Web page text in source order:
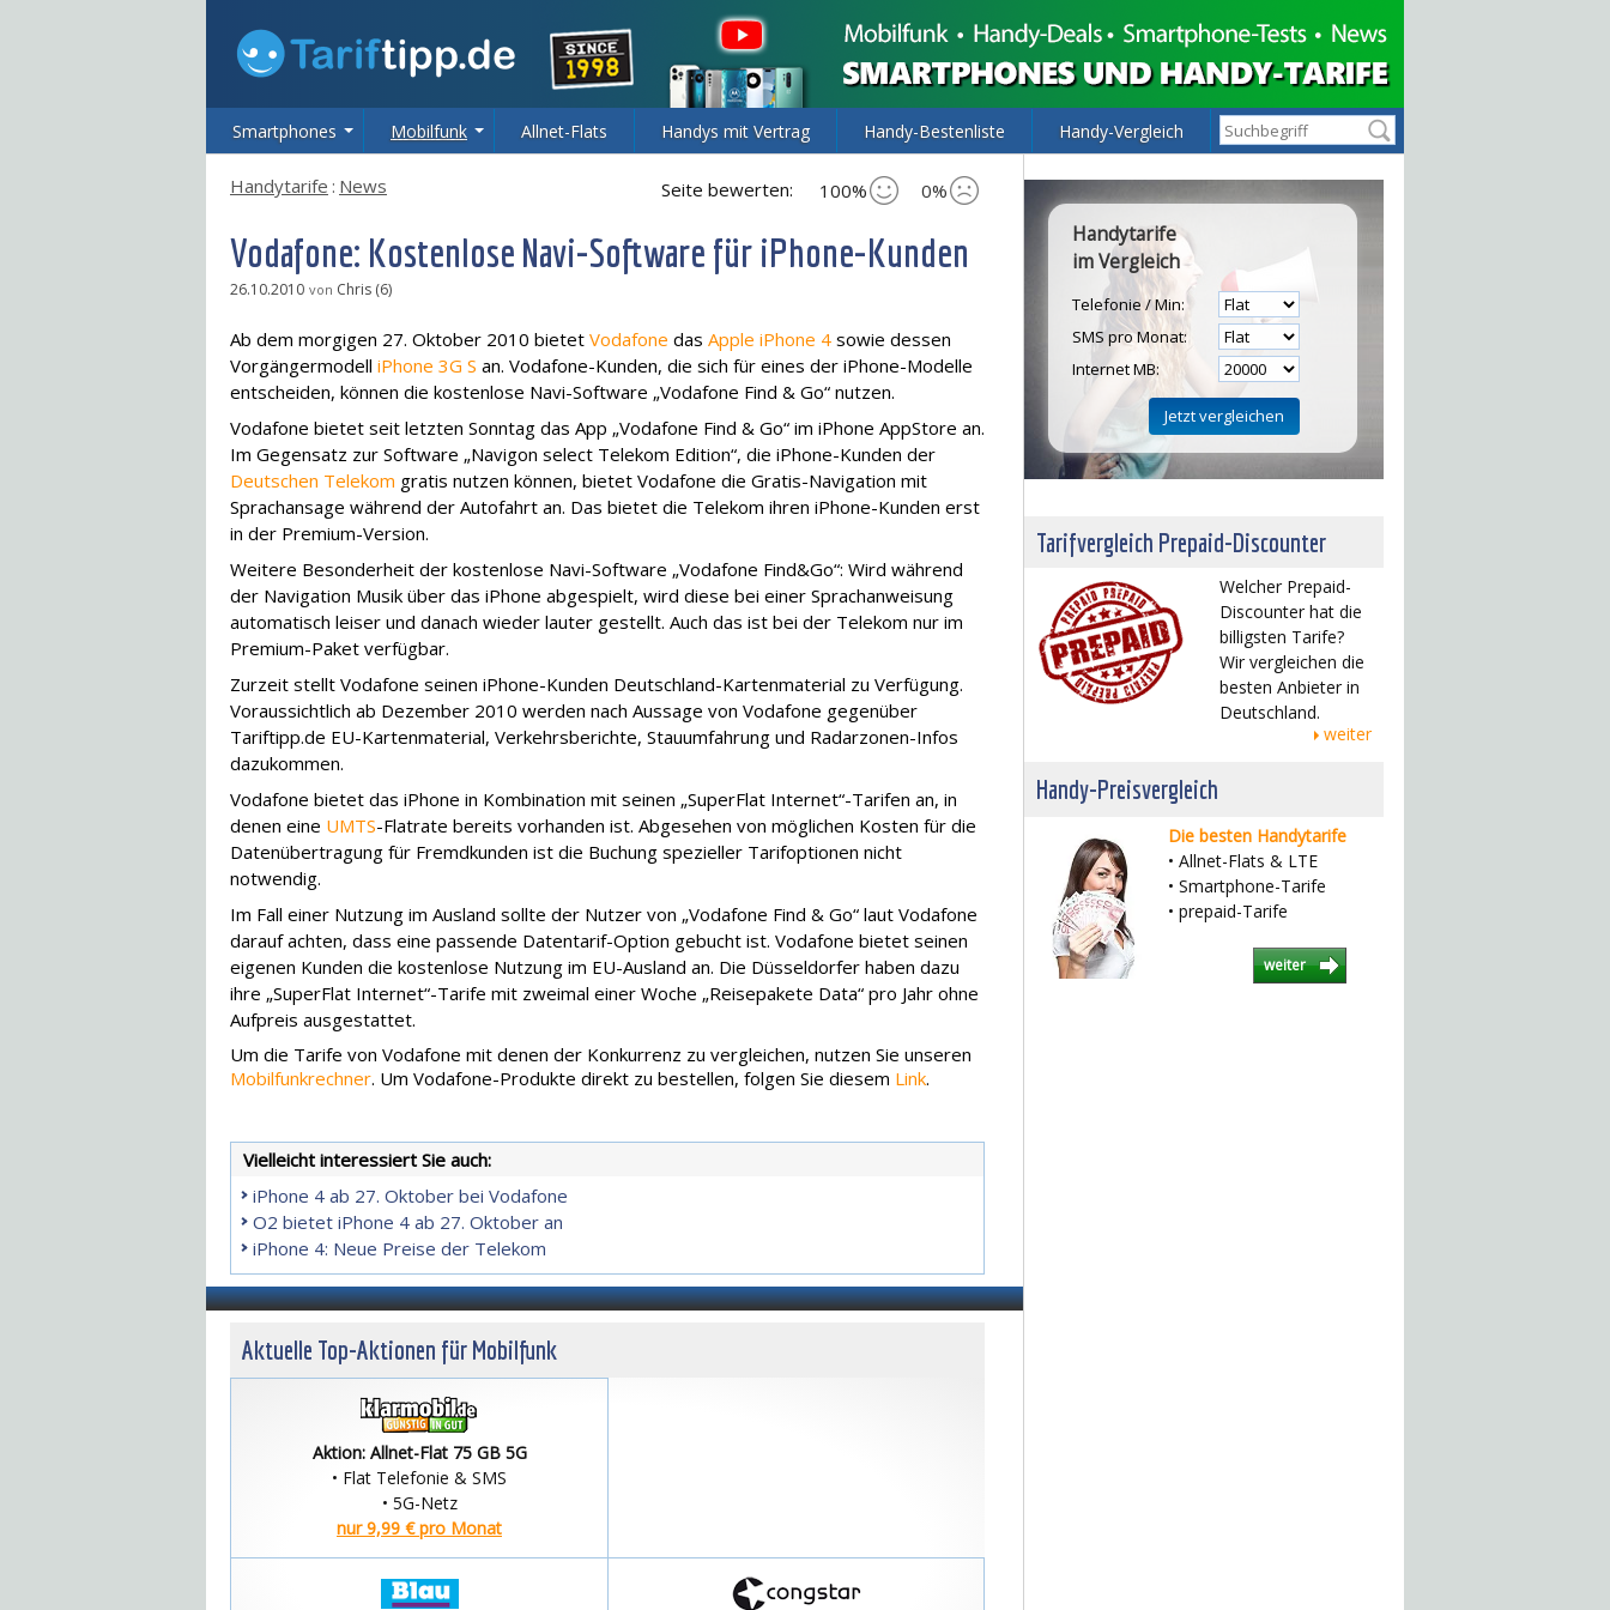
Smartphones Mobilfunk Allnet-Flats Handys mit Vertrag Handy-Bestenliste Handy-Vergleich
Seite bewerten: 100% 0%
Handytarife : News
Vodafone: Kostenlose Navi-Software für iPhone-Kunden
26.10.2010 von Chris (6)
Ab dem morgigen 27. Oktober 2010 bietet Vodafone das Apple iPhone 4 sowie dessen
Vorgängermodell iPhone 3G S an. Vodafone-Kunden, die sich für eines der iPhone-Modelle
entscheiden, können die kostenlose Navi-Software „Vodafone Find & Go“ nutzen.
Vodafone bietet seit letzten Sonntag das App „Vodafone Find & Go“ im iPhone AppStore an.
Im Gegensatz zur Software „Navigon select Telekom Edition“, die iPhone-Kunden der
Deutschen Telekom gratis nutzen können, bietet Vodafone die Gratis-Navigation mit
Sprachansage während der Autofahrt an. Das bietet die Telekom ihren iPhone-Kunden erst
in der Premium-Version.
Weitere Besonderheit der kostenlose Navi-Software „Vodafone Find&Go“: Wird während
der Navigation Musik über das iPhone abgespielt, wird diese bei einer Sprachanweisung
automatisch leiser und danach wieder lauter gestellt. Auch das ist bei der Telekom nur im
Premium-Paket verfügbar.
Zurzeit stellt Vodafone seinen iPhone-Kunden Deutschland-Kartenmaterial zu Verfügung.
Voraussichtlich ab Dezember 2010 werden nach Aussage von Vodafone gegenüber
Tariftipp.de EU-Kartenmaterial, Verkehrsberichte, Stauumfahrung und Radarzonen-Infos
dazukommen.
Vodafone bietet das iPhone in Kombination mit seinen „SuperFlat Internet“-Tarifen an, in
denen eine UMTS-Flatrate bereits vorhanden ist. Abgesehen von möglichen Kosten für die
Datenübertragung für Fremdkunden ist die Buchung spezieller Tarifoptionen nicht
notwendig.
Im Fall einer Nutzung im Ausland sollte der Nutzer von „Vodafone Find & Go“ laut Vodafone
darauf achten, dass eine passende Datentarif-Option gebucht ist. Vodafone bietet seinen
eigenen Kunden die kostenlose Nutzung im EU-Ausland an. Die Düsseldorfer haben dazu
ihre „SuperFlat Internet“-Tarife mit zweimal einer Woche „Reisepakete Data“ pro Jahr ohne
Aufpreis ausgestattet.
Um die Tarife von Vodafone mit denen der Konkurrenz zu vergleichen, nutzen Sie unseren
Mobilfunkrechner. Um Vodafone-Produkte direkt zu bestellen, folgen Sie diesem Link.
Vielleicht interessiert Sie auch:
iPhone 4 ab 27. Oktober bei Vodafone
O2 bietet iPhone 4 ab 27. Oktober an
iPhone 4: Neue Preise der Telekom
Aktuelle Top-Aktionen für Mobilfunk
Aktion: Allnet-Flat 75 GB 5G
• Flat Telefonie & SMS
• 5G-Netz
nur 9,99 € pro Monat
Handytarife
im Vergleich
Telefonie / Min:
SMS pro Monat:
Internet MB:
Tarifvergleich Prepaid-Discounter
Welcher Prepaid-
Discounter hat die
billigsten Tarife?
Wir vergleichen die
besten Anbieter in
Deutschland.
weiter
Handy-Preisvergleich
Die besten Handytarife
• Allnet-Flats & LTE
• Smartphone-Tarife
• prepaid-Tarife
weiter